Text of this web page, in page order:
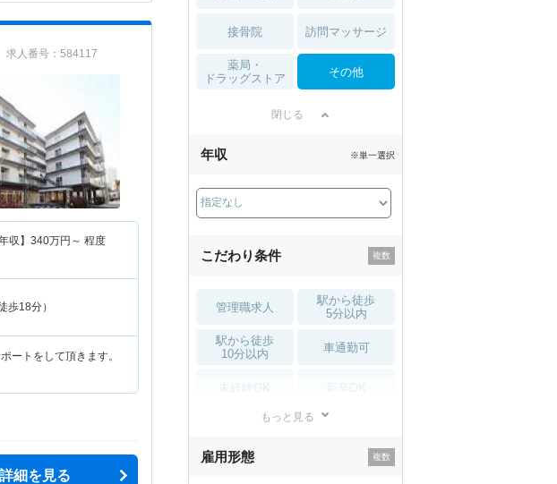
人番号：584117
収】 340万円～ 程度
歩18分）
ートをして頂きます。
詳細を見る
接骨院 訪問マッサージ
薬局・
ドラッグストア
その他
閉じる
年収 ※単一選択
こだわり条件
管理職求人
駅から徒歩
5分以内
駅から徒歩
10分以内
車通勤可
住宅手当・補助
もっと見る
雇用形態